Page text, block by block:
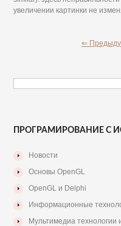
увеличении картинки не
⇐
ПРОГРАМИРОВАНИЕ С
Новости
Основы OpenGL
OpenGL и Delphi
Информационные
Мультимедиа технологии